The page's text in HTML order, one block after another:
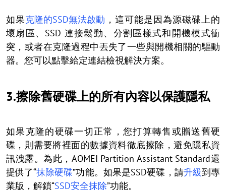
如果克隆的SSD無法啟動 ，這可能是因為源磁碟上的
壞扇區、SSD 連接鬆動、分割區樣式和開機模式衝
突，或者在克隆過程中丟失了一些與開機相關的驅動
器。您可以點擊給定連結檢視解決方案。
3.擦除舊硬碟上的所有內容以保護隱私
如果克隆的硬碟一切正常，您打算轉售或贈送舊硬
碟，則需要將裡面的數據資料徹底擦除，避免隱私資
訊洩露。為此，AOMEI Partition Assistant Standard還
提供了“抹除硬碟”功能。如果是SSD硬碟，請升級到專
業版，解鎖“SSD安全抹除”功能。